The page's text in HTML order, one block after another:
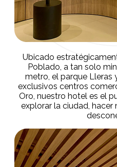
Ubicado
Poblado, a tan solo
metro, el parque Lleras
exclusivos centros
Oro, nuestro hotel es el
explorar la ciudad,